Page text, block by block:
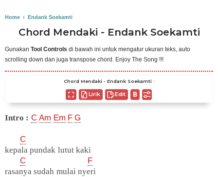
Home › Endank Soekamti
Chord Mendaki - Endank Soekamti
Gunakan Tool Controls di bawah ini untuk mengatur ukuran teks, auto
scrolling down dan juga transpose chord. Enjoy The Song !!!
Chord Mendaki - Endank Soekamti :
Lirik Edit
Intro : C Am Em F G
C
kepala pundak lutut kaki
C
F
rasanya sudah mulai nyeri